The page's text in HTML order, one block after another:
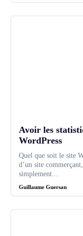
Avoir les
WordPress
Quel que soit le site
d’un site
simplement...
Guillaume Guersan